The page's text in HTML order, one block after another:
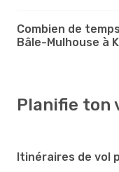
Combien de
Bâle-Mulhouse à
Planifie ton
Itinéraires de vol